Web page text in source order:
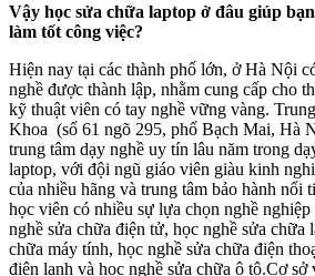
Vậy học sửa chữa laptop ở đâu giúp
làm tốt công việc?
Hiện nay tại các thành phố lớn, ở Hà Nội
nghề được thành lập, nhằm cung cấp cho
kỹ thuật viên có tay nghề vững vàng.
Khoa (số 61 ngõ 295, phố Bạch Mai, Hà
trung tâm dạy nghề uy tín lâu năm trong
laptop, với đội ngũ giáo viên giàu kinh
của nhiều hãng và trung tâm bảo hành nổi
học viên có nhiều sự lựa chọn nghề
nghề sửa chữa điện tử, học nghề sửa chữa
chữa máy tính, học nghề sửa chữa điện
điện lạnh và học nghề sửa chữa ô tô.Cơ sở